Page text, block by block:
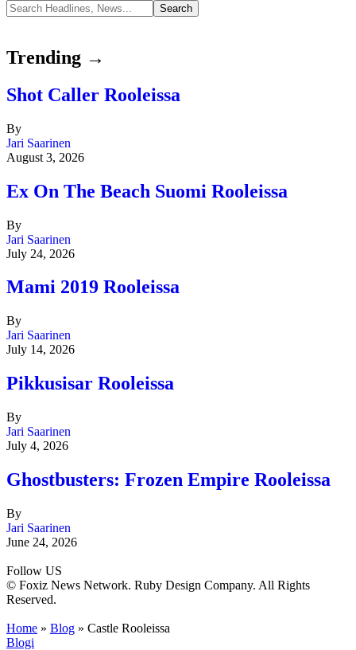
Trending →
Shot Caller Rooleissa
By
Jari Saarinen
August 3, 2026
Ex On The Beach Suomi Rooleissa
By
Jari Saarinen
July 24, 2026
Mami 2019 Rooleissa
By
Jari Saarinen
July 14, 2026
Pikkusisar Rooleissa
By
Jari Saarinen
July 4, 2026
Ghostbusters: Frozen Empire Rooleissa
By
Jari Saarinen
June 24, 2026
Follow US
© Foxiz News Network. Ruby Design Company. All Rights
Reserved.
Home » Blog » Castle Rooleissa
Blogi